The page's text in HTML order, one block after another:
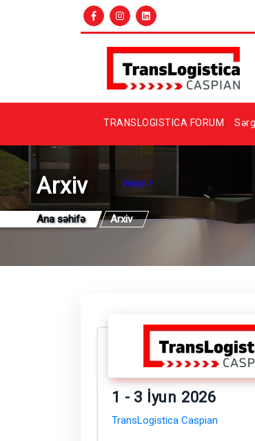
TRANSLOGISTICA FORUM
Arxiv
Ana səhifə Arxiv
1 - 3 İyun 2026
TransLogistica Caspian